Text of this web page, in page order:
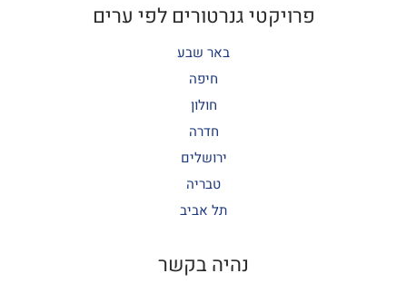
פרויקטי גנרטורים לפי ערים
באר שבע
חיפה
חולון
חדרה
ירושלים
טבריה
תל אביב
נהיה בקשר